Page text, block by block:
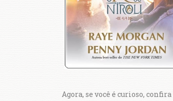
Agora, se você é curioso, confira